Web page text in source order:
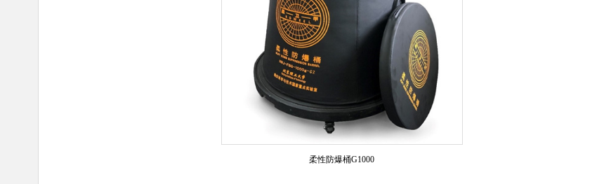
柔性防爆桶G1000